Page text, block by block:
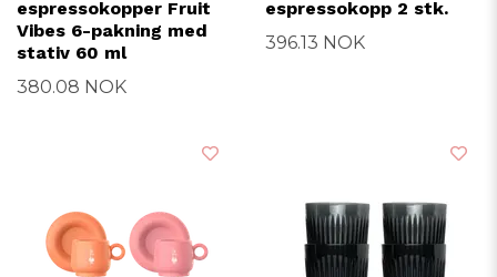
espressokopper Fruit
Vibes 6-pakning med
stativ 60 ml
380.08 NOK
espressokopp 2 stk.
396.13 NOK